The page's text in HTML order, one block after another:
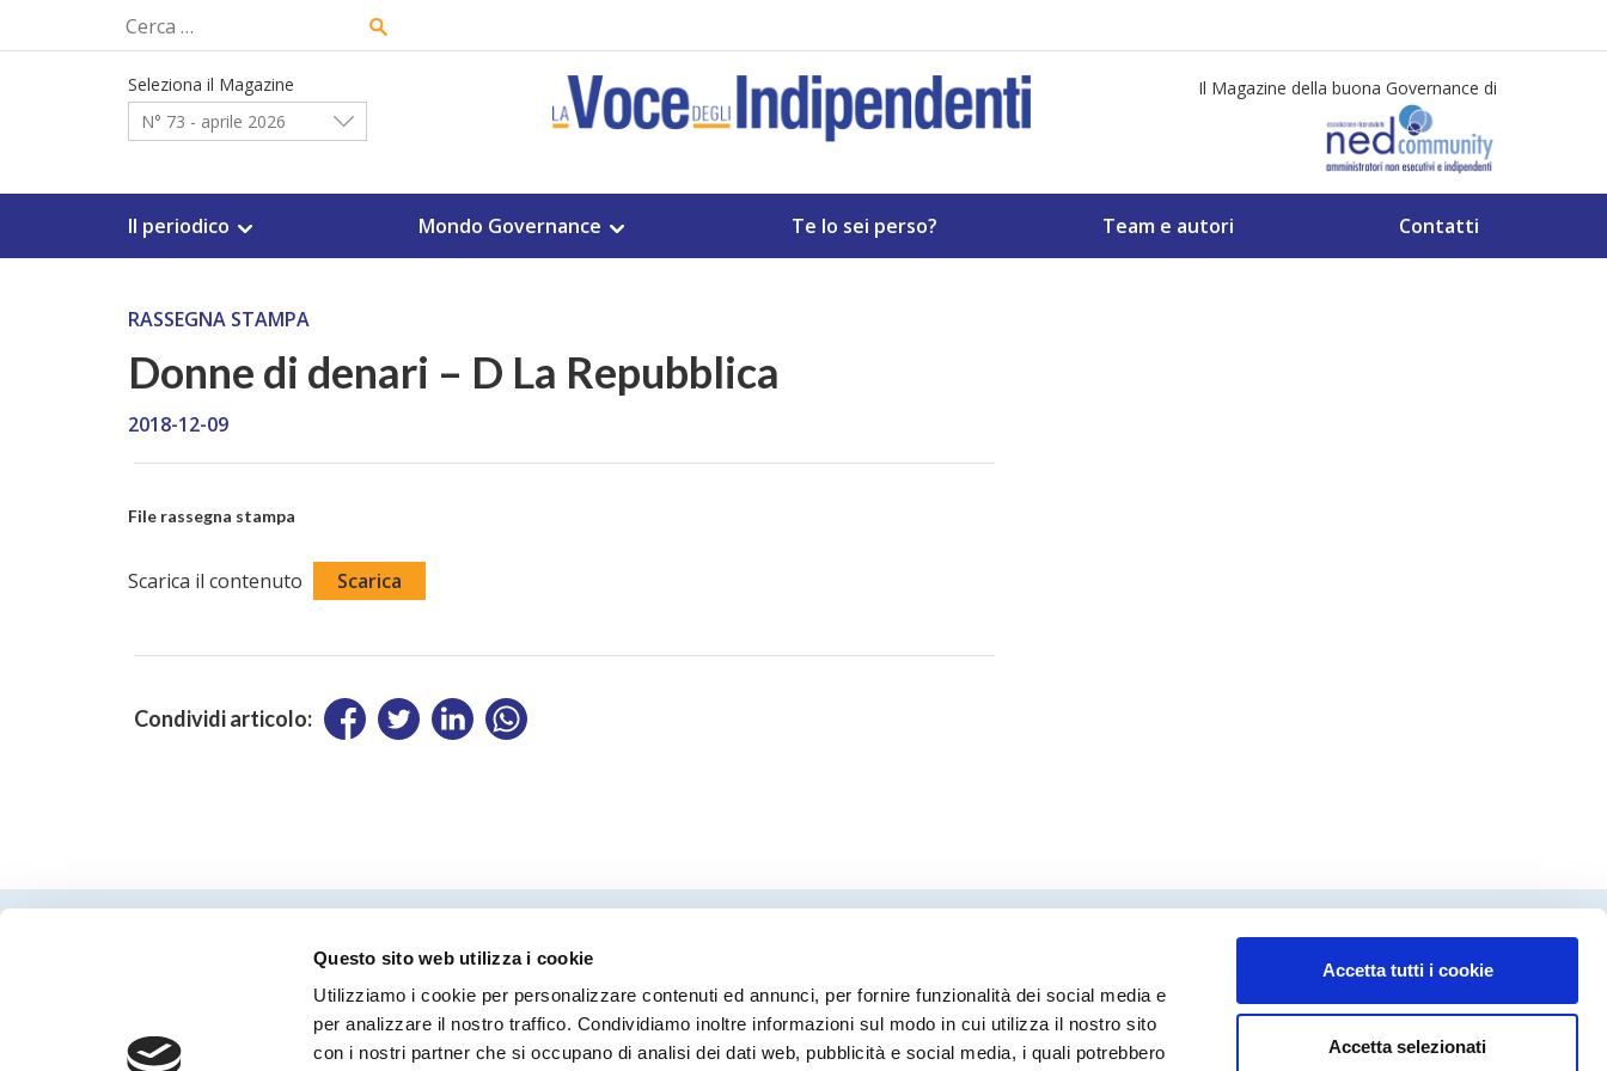
Questo sito web utilizza i cookie
Utilizziamo i cookie per personalizzare contenuti ed annunci, per fornire funzionalità dei social media e
per analizzare il nostro traffico. Condividiamo inoltre informazioni sul modo in cui utilizza il nostro sito
con i nostri partner che si occupano di analisi dei dati web, pubblicità e social media, i quali potrebbero
Accetta tutti i cookie
Accetta selezionati
Ricerca
per:
Seleziona il Magazine
N° 73 - aprile 2026
Il Magazine della buona Governance di
Il periodico Mondo Governance Te lo sei perso? Team e autori Contatti
RASSEGNA STAMPA
Donne di denari – D La Repubblica
2018-12-09
File rassegna stampa
Scarica il contenuto Scarica
Condividi articolo:
Periodico Nedcommunity Reg. Tribunale di
Direttore responsabile
Stefano Modena
Coordinamento editoriale
Monica Fanecco
Ilaria Molinari